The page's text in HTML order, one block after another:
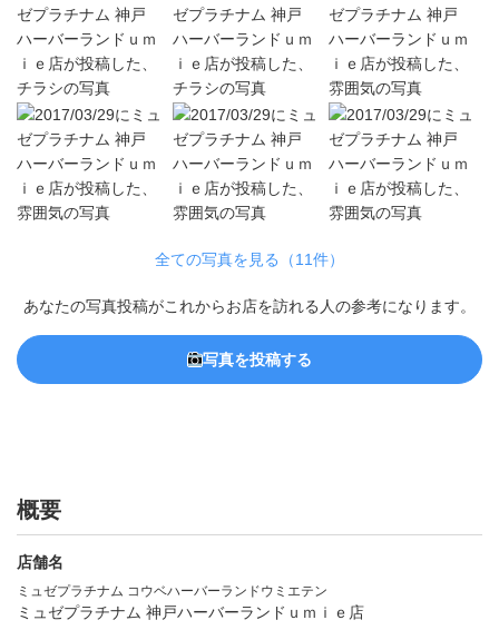
全ての写真を見る（11件）
あなたの写真投稿がこれからお店を訪れる人の参考になります。
写真を投稿する
概要
店舗名
ミュゼプラチナム コウベハーバーランドウミエテン
ミュゼプラチナム 神戸ハーバーランドｕｍｉｅ店